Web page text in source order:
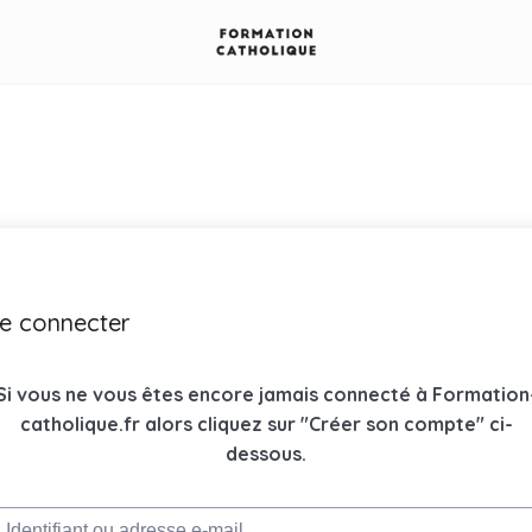
connecter
vous ne vous êtes encore jamais connecté à
catholique.fr alors cliquez sur "Créer son compte" ci-
dessous.